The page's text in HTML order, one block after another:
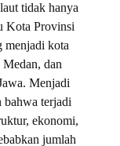
tidak hanya
Kota Provinsi
menjadi kota
dan
Menjadi
bahwa terjadi
ekonomi,
jumlah